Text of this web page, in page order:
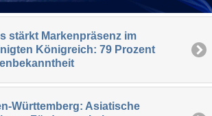
stärkt Markenpräsenz im
Königreich: 79 Prozent
Württemberg: Asiatische